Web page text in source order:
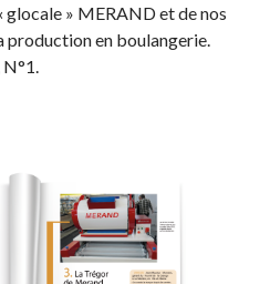
glocale » MERAND et de nos
production en boulangerie.